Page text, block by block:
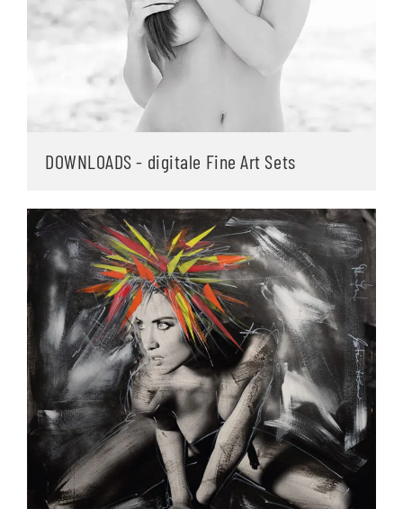
DOWNLOADS - digitale Fine Art Sets